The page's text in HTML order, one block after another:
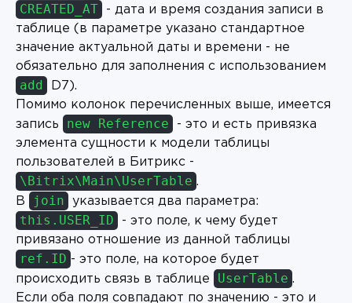
CREATED_AT
- дата и время создания записи в
таблице (в параметре указано стандартное
значение актуальной даты и времени - не
обязательно для заполнения с использованием
add
D7).
Помимо колонок перечисленных выше, имеется
запись
new Reference
- это и есть привязка
элемента сущности к модели таблицы
пользователей в Битрикс -
\Bitrix\Main\UserTable .
В
join указывается два параметра:
this.USER_ID
- это поле, к чему будет
привязано отношение из данной таблицы
ref.ID - это поле, на которое будет
происходить связь в таблице
UserTable .
Если оба поля совпадают по значению - это и